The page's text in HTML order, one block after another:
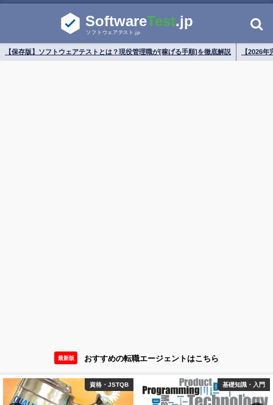
【保存版】ソフトウェアテストとは？現役管理職が[稼げる手順]を徹底解説 【2026
最新版 おすすめの転職エージェントはこちら
基礎知識・入門 スキル・技術